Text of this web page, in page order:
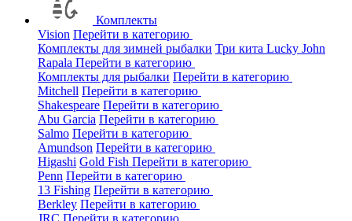
Комплекты
Vision Перейти в категорию
Комплекты для зимней рыбалки Три кита Lucky John
Rapala Перейти в категорию
Комплекты для рыбалки Перейти в категорию
Mitchell Перейти в категорию
Shakespeare Перейти в категорию
Abu Garcia Перейти в категорию
Salmo Перейти в категорию
Amundson Перейти в категорию
Higashi Gold Fish Перейти в категорию
Penn Перейти в категорию
13 Fishing Перейти в категорию
Berkley Перейти в категорию
JRC Перейти в категорию